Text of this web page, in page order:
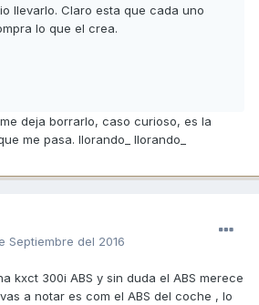
llevarlo. Claro esta que cada uno
lo que el crea.
deja borrarlo, caso curioso, es la
me pasa. llorando_ llorando_
Septiembre del 2016
kxct 300i ABS y sin duda el ABS merece
a notar es com el ABS del coche , lo